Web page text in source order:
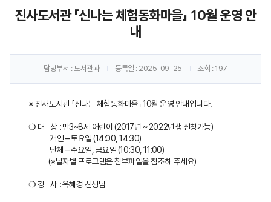
지
항
게
진사도서관 「신나는 체험동화마을」 10월 운영 안
내
담당부서 : 도서관과 등록일 : 2025-09-25 조회 : 197
※ 진사도서관 「신나는 체험동화마을」 10월 운영 안내입니다.
❍ 대 상 : 만3~8세 어린이 (2017년 ~ 2022년생 신청가능)
개인 – 토요일 (14:00, 14:30)
단체 – 수요일, 금요일 (10:30, 11:00)
(※날자별 프로그램은 첨부파일을 참조해 주세요)
❍ 강 사 : 옥혜경 선생님